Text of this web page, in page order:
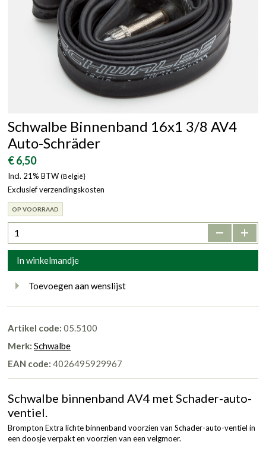
Schwalbe Binnenband 16x1 3/8 AV4
Auto-Schräder
€ 6,50
Incl. 21% BTW (België}
Exclusief verzendingskosten
OP VOORRAAD
- +
In winkelmandje
Toevoegen aan wenslijst
Artikel code: 05.5100
Merk: Schwalbe
EAN code: 4026495929967
Schwalbe binnenband AV4 met Schader-auto-
ventiel.
Brompton Extra lichte binnenband voorzien van Schader-auto-ventiel in
een doosje verpakt en voorzien van een velgmoer.